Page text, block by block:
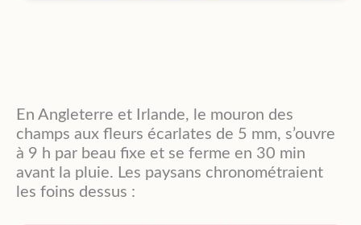
En Angleterre et Irlande, le mouron des
champs aux fleurs écarlates de 5 mm, s’ouvre
à 9 h par beau fixe et se ferme en 30 min
avant la pluie. Les paysans chronométraient
les foins dessus :